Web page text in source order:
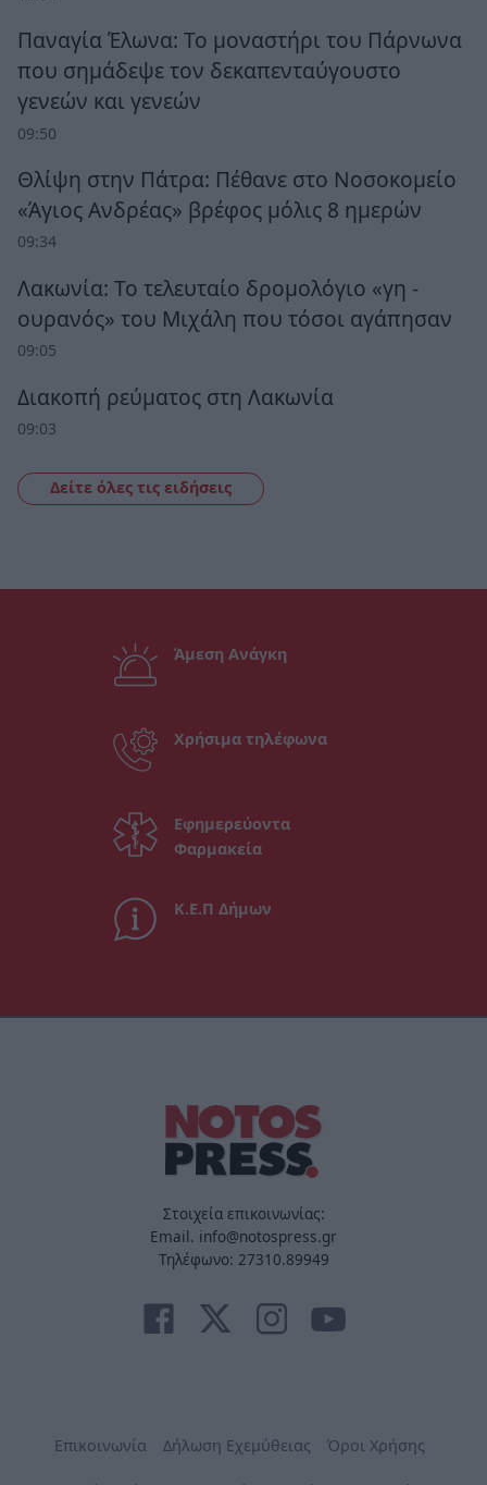
Παναγία Έλωνα: Το μοναστήρι του Πάρνωνα
που σημάδεψε τον δεκαπενταύγουστο
γενεών και γενεών
09:50
Θλίψη στην Πάτρα: Πέθανε στο Νοσοκομείο
«Άγιος Ανδρέας» βρέφος μόλις 8 ημερών
09:34
Λακωνία: Το τελευταίο δρομολόγιο «γη -
ουρανός» του Μιχάλη που τόσοι αγάπησαν
09:05
Διακοπή ρεύματος στη Λακωνία
09:03
Δείτε όλες τις ειδήσεις
Άμεση Ανάγκη
Χρήσιμα τηλέφωνα
Εφημερεύοντα
Φαρμακεία
Κ.Ε.Π Δήμων
Στοιχεία επικοινωνίας:
Email. info@notospress.gr
Τηλέφωνο: 27310.89949
Επικοινωνία Δήλωση Εχεμύθειας Όροι Χρήσης